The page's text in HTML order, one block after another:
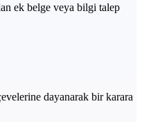
ek belge veya bilgi talep
dayanarak bir karara